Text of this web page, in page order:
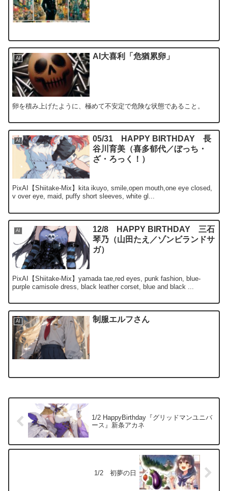
AI AI大喜利「危猶累卵」
卵を積み上げたように、極めて不安定で危険な状態であること。
AI
05/31 HAPPY BIRTHDAY 長
谷川育美（喜多郁代／ぼっち・
ざ・ろっく！）
PixAI【Shiitake-Mix】kita ikuyo, smile,open mouth,one eye closed,
v over eye, maid, puffy short sleeves, white gl...
AI
12/8 HAPPY BIRTHDAY 三石
琴乃（山田たえ／ゾンビランドサ
ガ）
PixAI【Shiitake-Mix】yamada tae,red eyes, punk fashion, blue-
purple camisole dress, black leather corset, blue and black ...
AI 制服エルフさん
1/2 HappyBirthday『グリッドマンユニバ
ース』新条アカネ
1/2 初夢の日